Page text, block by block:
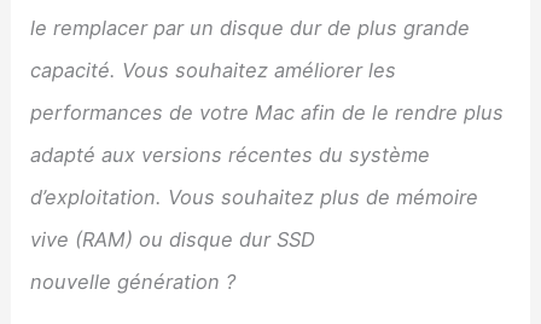
le remplacer par un disque dur de plus grande
capacité. Vous souhaitez améliorer les
performances de votre Mac afin de le rendre plus
adapté aux versions récentes du système
d’exploitation. Vous souhaitez plus de mémoire
vive (RAM) ou disque dur SSD
nouvelle génération ?